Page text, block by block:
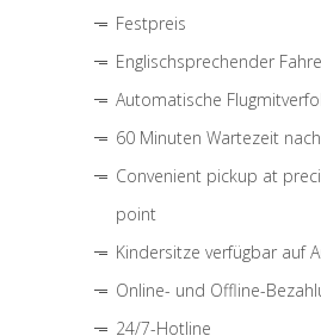
Festpreis
Englischsprechender
Automatische
60 Minuten Wartezeit
Convenient pickup at
point
Kindersitze verfügbar auf
Online- und Offline-
24/7-Hotline